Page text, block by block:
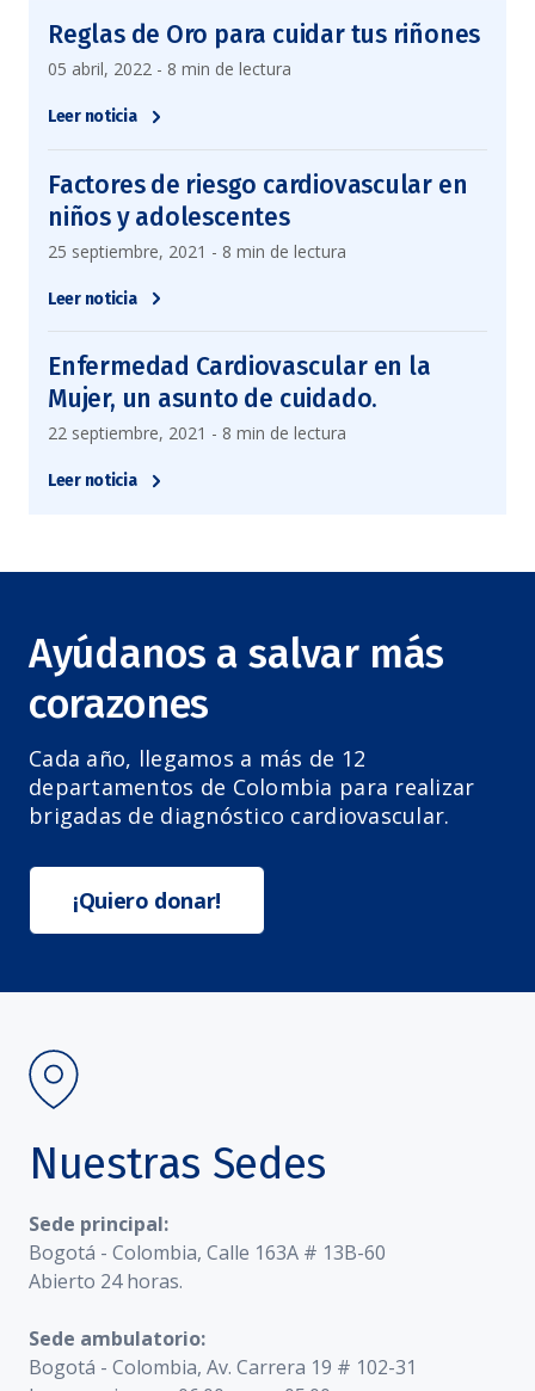
Reglas de Oro para cuidar tus riñones
05 abril, 2022 - 8 min de lectura
Leer noticia
Factores de riesgo cardiovascular en
niños y adolescentes
25 septiembre, 2021 - 8 min de lectura
Leer noticia
Enfermedad Cardiovascular en la
Mujer, un asunto de cuidado.
22 septiembre, 2021 - 8 min de lectura
Leer noticia
Ayúdanos a salvar más
corazones
Cada año, llegamos a más de 12
departamentos de Colombia para realizar
brigadas de diagnóstico cardiovascular.
¡Quiero donar!
Nuestras Sedes
Sede principal:
Bogotá - Colombia, Calle 163A # 13B-60
Abierto 24 horas.
Sede ambulatorio:
Bogotá - Colombia, Av. Carrera 19 # 102-31